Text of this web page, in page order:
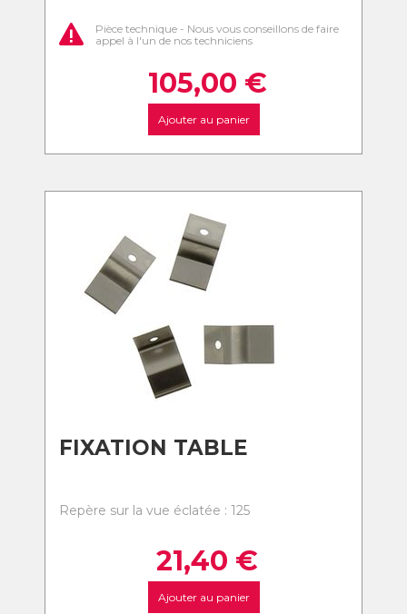
Pièce technique - Nous vous conseillons de faire
appel à l'un de nos techniciens
105,00 €
Ajouter au panier
FIXATION TABLE
Repère sur la vue éclatée : 125
21,40 €
Ajouter au panier